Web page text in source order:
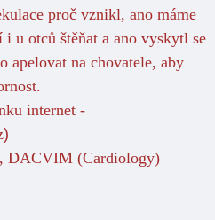
proč vznikl, ano máme
i u otců štěňat a ano vyskytl se
apelovat na chovatele, aby
internet -
)
DACVIM (Cardiology)